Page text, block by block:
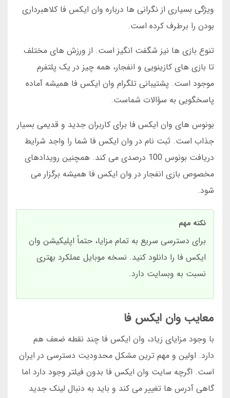
ویژگی بسیاری از نگرانی ها درباره وان ایکس فا کلاهبرداری
بودن را برطرف کرده است.
تنوع بازی ها نیز شگفت انگیز است. از ورزش های مختلف
تا بازی های کازینویی و انفجار، همه چیز در یک پلتفرم
موجود است. پشتیبانی تلگرام وان ایکس فا همیشه آماده
پاسخگویی به سؤالات شماست.
بونوس های وان ایکس فا برای کاربران جدید و قدیمی بسیار
جذاب است. ثبت نام در وان ایکس فا شما را واجد شرایط
دریافت بونوس 100 درصدی می کند. همچنین رویدادهای
مخصوص بازی انفجار در وان ایکس فا همیشه برگزار می
شود.
نکته مهم
برای دسترسی سریع به تمام مزایا، حتماً اپلیکیشن وان
ایکس فا را دانلود کنید. نسخه موبایل عملکرد بهتری
نسبت به وبسایت دارد.
معایب وان ایکس فا
با وجود مزایای زیاد، وان ایکس فا چند نقطه ضعف هم
دارد. اولین و مهم ترین مشکل محدودیت دسترسی در ایران
است. اگرچه سایت وان ایکس فا بدون فیلتر وجود دارد اما
گاهی آدرس ها تغییر می کند و باید به دنبال لینک جدید